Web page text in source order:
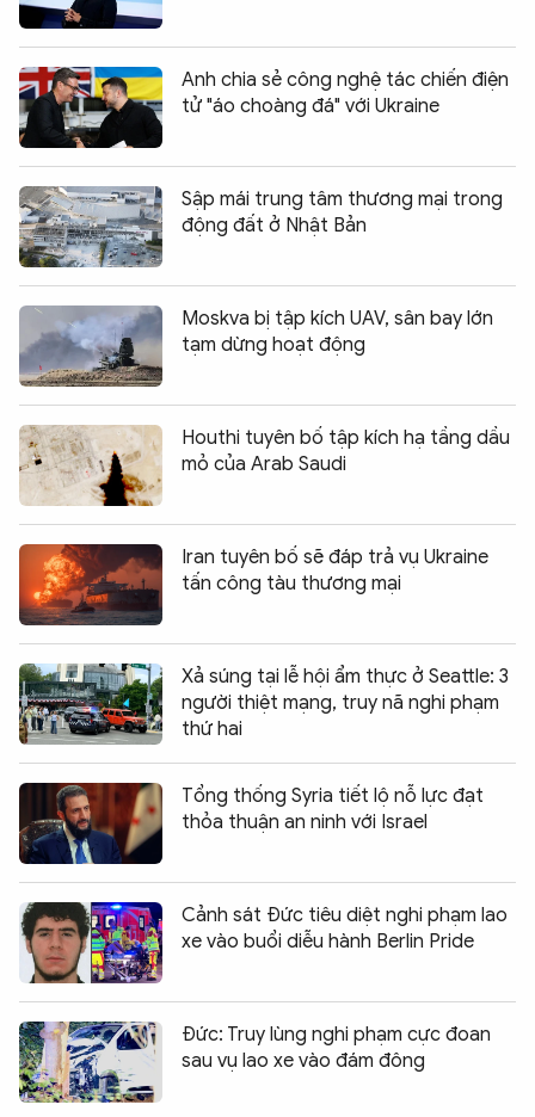
Anh chia sẻ công nghệ tác chiến điện
tử "áo choàng đá" với Ukraine
Sập mái trung tâm thương mại trong
động đất ở Nhật Bản
Moskva bị tập kích UAV, sân bay lớn
tạm dừng hoạt động
Houthi tuyên bố tập kích hạ tầng dầu
mỏ của Arab Saudi
Iran tuyên bố sẽ đáp trả vụ Ukraine
tấn công tàu thương mại
Xả súng tại lễ hội ẩm thực ở Seattle: 3
người thiệt mạng, truy nã nghi phạm
thứ hai
Tổng thống Syria tiết lộ nỗ lực đạt
thỏa thuận an ninh với Israel
Cảnh sát Đức tiêu diệt nghi phạm lao
xe vào buổi diễu hành Berlin Pride
Đức: Truy lùng nghi phạm cực đoan
sau vụ lao xe vào đám đông